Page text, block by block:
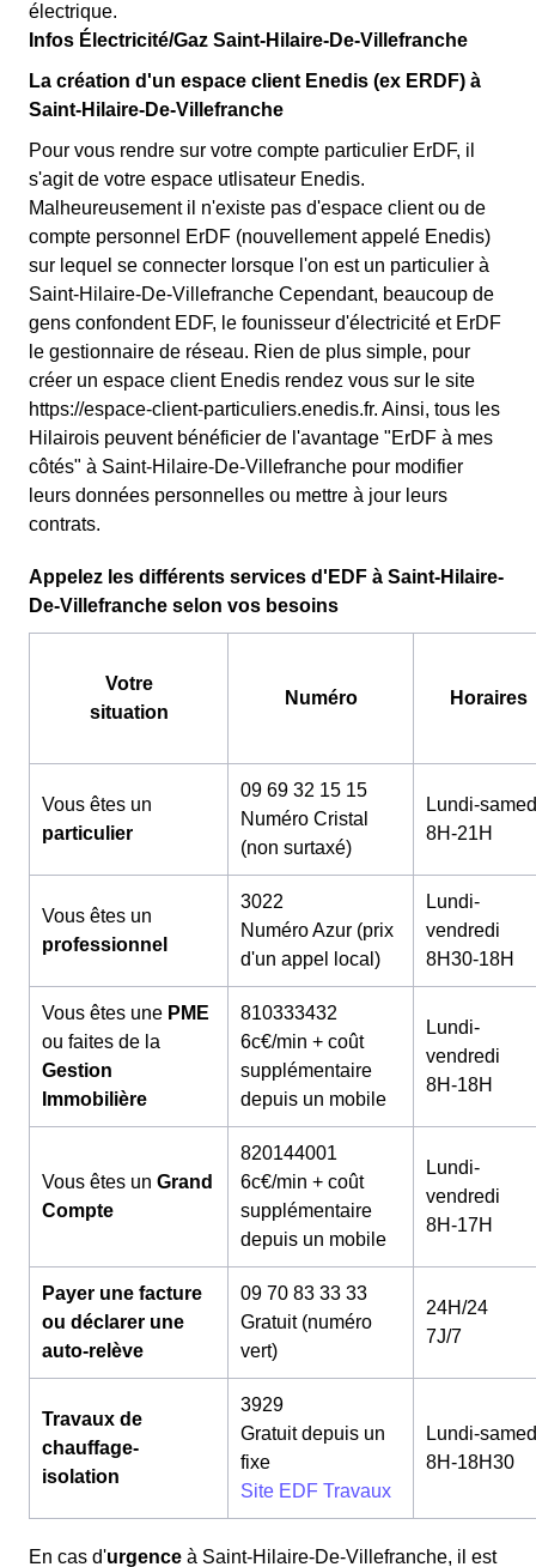
électrique.
Infos Électricité/Gaz Saint-Hilaire-De-Villefranche
La création d'un espace client Enedis (ex ERDF) à
Saint-Hilaire-De-Villefranche
Pour vous rendre sur votre compte particulier ErDF, il
s'agit de votre espace utlisateur Enedis.
Malheureusement il n'existe pas d'espace client ou de
compte personnel ErDF (nouvellement appelé Enedis)
sur lequel se connecter lorsque l'on est un particulier à
Saint-Hilaire-De-Villefranche Cependant, beaucoup de
gens confondent EDF, le founisseur d'électricité et ErDF
le gestionnaire de réseau. Rien de plus simple, pour
créer un espace client Enedis rendez vous sur le site
https://espace-client-particuliers.enedis.fr. Ainsi, tous les
Hilairois peuvent bénéficier de l'avantage "ErDF à mes
côtés" à Saint-Hilaire-De-Villefranche pour modifier
leurs données personnelles ou mettre à jour leurs
contrats.
Appelez les différents services d'EDF à Saint-Hilaire-
De-Villefranche selon vos besoins
Votre
situation
Numéro Horaires
Vous êtes un
particulier
09 69 32 15 15
Numéro Cristal
(non surtaxé)
Lundi-
8H-21H
Vous êtes un
professionnel
3022
Numéro Azur (prix
d'un appel local)
Lundi-
vendredi
8H30-18H
Vous êtes une PME
ou faites de la
Gestion
Immobilière
810333432
6c€/min + coût
supplémentaire
depuis un mobile
Lundi-
vendredi
8H-18H
Vous êtes un Grand
Compte
820144001
6c€/min + coût
supplémentaire
depuis un mobile
Lundi-
vendredi
8H-17H
Payer une facture
ou déclarer une
auto-relève
09 70 83 33 33
Gratuit (numéro
vert)
24H/24
7J/7
Travaux de
chauffage-
isolation
3929
Gratuit depuis un
fixe
Site EDF Travaux
Lundi-
8H-18H30
En cas d'urgence à Saint-Hilaire-De-Villefranche, il est